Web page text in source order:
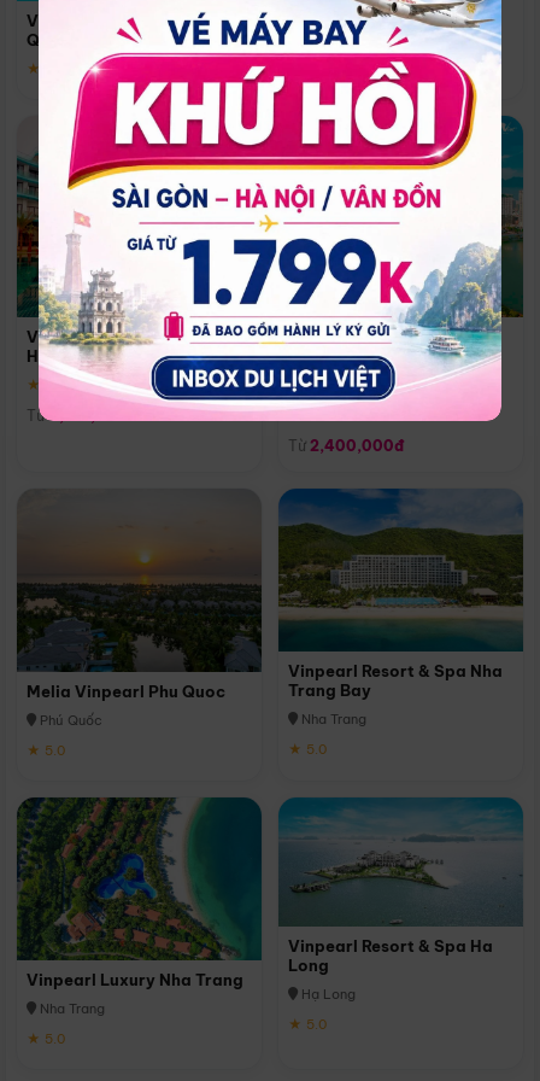
Vinpearl Resort & Spa Phu
Quoc
★ 5.0
Phú Quốc
Vinpearl Resort & Golf Nam
Hội An
★ 5.0
Từ
Melia Vinpearl Danang
Riverfront
Đà Nẵng
Từ 2,400,000đ
Melia Vinpearl Phu Quoc
Phú Quốc
★ 5.0
Vinpearl Resort & Spa Nha
Trang Bay
Nha Trang
★ 5.0
Vinpearl Luxury Nha Trang
Nha Trang
★ 5.0
Vinpearl Resort & Spa Ha
Long
Hạ Long
★ 5.0